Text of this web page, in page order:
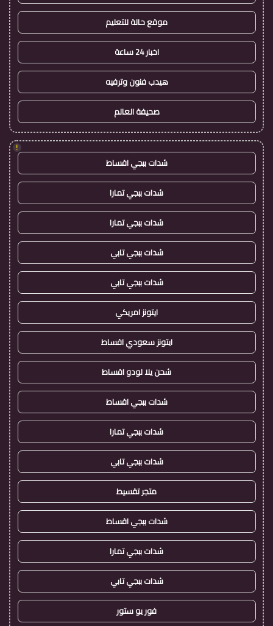
موقع حالة للتعليم
اخبار 24 ساعة
هيدب فنون وترفيه
صحيفة العالم
!
شدات ببجي اقساط
شدات ببجي تمارا
شدات ببجي تمارا
شدات ببجي تابي
شدات ببجي تابي
ايتونز امريكي
ايتونز سعودي اقساط
شحن يلا لودو اقساط
شدات ببجي اقساط
شدات ببجي تمارا
شدات ببجي تابي
متجر تقسيط
شدات ببجي اقساط
شدات ببجي تمارا
شدات ببجي تابي
فور يو ستور